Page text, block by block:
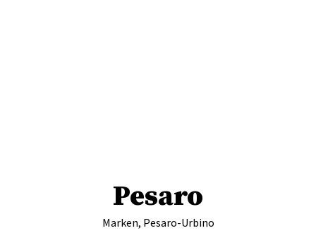
Pesaro
Marken, Pesaro-Urbino